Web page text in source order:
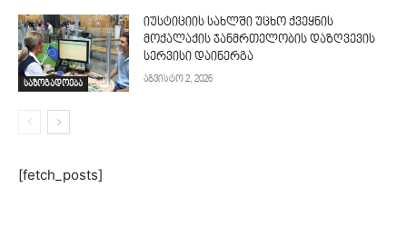
საზოგადოება
იუსტიციის სახლში უცხო ქვეყნის
მოქალაქის ჯანმრთელობის დაზღვევის
სერვისი დაინერგა
აგვისტო 2, 2026
[fetch_posts]